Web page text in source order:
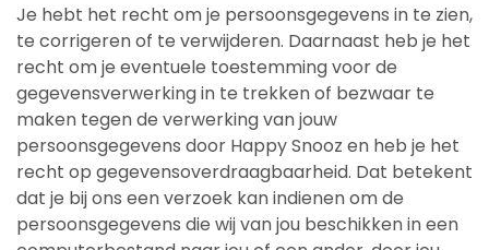
Je hebt het recht om je persoonsgegevens in te zien,
te corrigeren of te verwijderen. Daarnaast heb je het
recht om je eventuele toestemming voor de
gegevensverwerking in te trekken of bezwaar te
maken tegen de verwerking van jouw
persoonsgegevens door Happy Snooz en heb je het
recht op gegevensoverdraagbaarheid. Dat betekent
dat je bij ons een verzoek kan indienen om de
persoonsgegevens die wij van jou beschikken in een